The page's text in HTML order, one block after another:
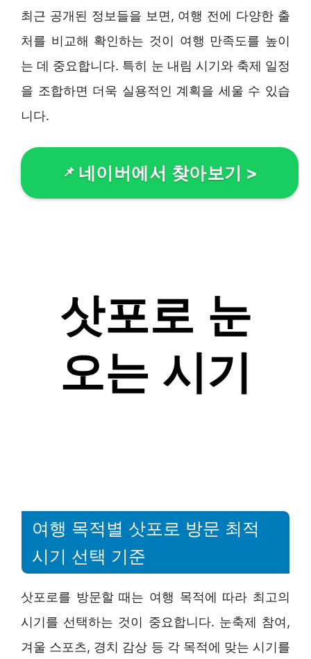
최근 공개된 정보들을 보면, 여행 전에 다양한 출
처를 비교해 확인하는 것이 여행 만족도를 높이
는 데 중요합니다. 특히 눈 내림 시기와 축제 일정
을 조합하면 더욱 실용적인 계획을 세울 수 있습
니다.
네이버에서 찾아보기 >
여행 목적별 삿포로 방문 최적
시기 선택 기준
삿포로를 방문할 때는 여행 목적에 따라 최고의
시기를 선택하는 것이 중요합니다. 눈축제 참여,
겨울 스포츠, 경치 감상 등 각 목적에 맞는 시기를